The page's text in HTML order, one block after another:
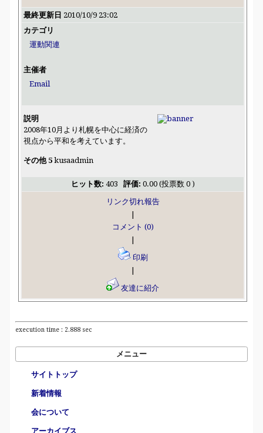
最終更新日 2010/10/9 23:02
カテゴリ
運動関連
主催者
Email
説明
2008年10月より札幌を中心に経済の
視点から平和を考えています。
その他 5 kusaadmin
ヒット数: 403 評価: 0.00 (投票数 0 )
リンク切れ報告
コメント (0)
印刷
友達に紹介
execution time : 2.888 sec
メニュー
サイトトップ
新着情報
会について
アーカイブス